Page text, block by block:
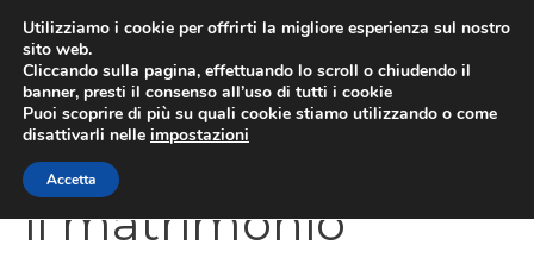
contenuto
Raffaela Fico sogna
il matrimonio
Utilizziamo i cookie per offrirti la migliore esperienza sul nostro
sito web.
Cliccando sulla pagina, effettuando lo scroll o chiudendo il
banner, presti il consenso all’uso di tutti i cookie
Puoi scoprire di più su quali cookie stiamo utilizzando o come
disattivarli nelle impostazioni
Accetta